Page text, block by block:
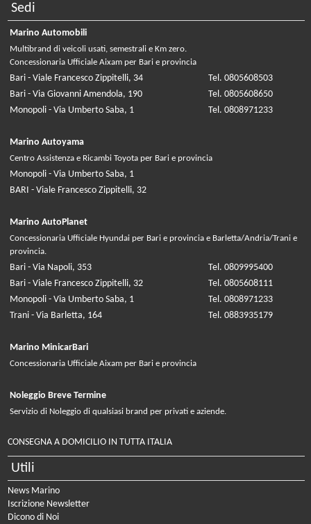
Sedi
Marino Automobili
Multibrand di veicoli usati, semestrali e Km zero.
Concessionaria Ufficiale Aixam per Bari e provincia
Bari - Viale Francesco Zippitelli, 34
Tel. 0805608503
Bari - Via Giovanni Amendola, 190
Tel. 0805608650
Monopoli - Via Umberto Saba, 1
Tel. 0808971233
Marino Autoyama
Centro Assistenza e Ricambi Toyota per Bari e provincia
Monopoli - Via Umberto Saba, 1
BARI - Viale Francesco Zippitelli, 32
Marino AutoPlanet
Concessionaria Ufficiale Hyundai per Bari e provincia e Barletta/Andria/Trani e
provincia.
Bari - Via Napoli, 353
Tel. 0809995400
Bari - Viale Francesco Zippitelli, 32
Tel. 0805608111
Monopoli - Via Umberto Saba, 1
Tel. 0808971233
Trani - Via Barletta, 164
Tel. 0883935179
Marino MinicarBari
Concessionaria Ufficiale Aixam per Bari e provincia
Noleggio Breve Termine
Servizio di Noleggio di qualsiasi brand per privati e aziende.
CONSEGNA A DOMICILIO IN TUTTA ITALIA
Utili
News Marino
Iscrizione Newsletter
Dicono di Noi